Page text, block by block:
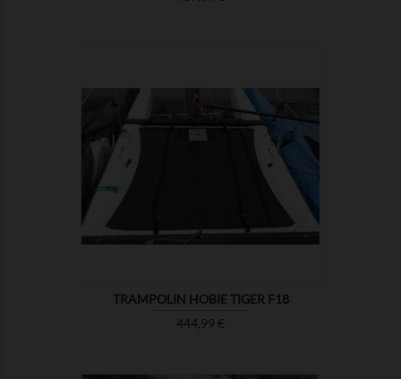
TRAMPOLIN HOBIE TIGER F18
Preis
444,99 €
ZEIGEN 